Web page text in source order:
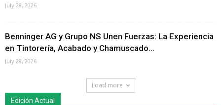
July 28, 2026
Benninger AG y Grupo NS Unen Fuerzas: La Experiencia
en Tintorería, Acabado y Chamuscado...
July 28, 2026
Load more
Edición Actual